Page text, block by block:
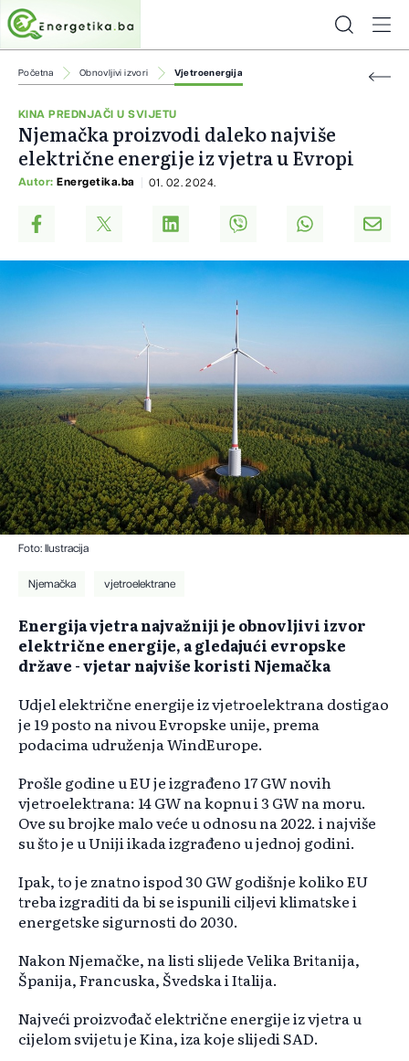
Početna Obnovljivi izvori Vjetroenergija
KINA PREDNJAČI U SVIJETU
Njemačka proizvodi daleko najviše
električne energije iz vjetra u Evropi
Autor: Energetika.ba 01. 02. 2024.
Foto: Ilustracija
Njemačka vjetroelektrane
Energija vjetra najvažniji je obnovljivi izvor
električne energije, a gledajući evropske
države - vjetar najviše koristi Njemačka
Udjel električne energije iz vjetroelektrana dostigao
je 19 posto na nivou Evropske unije, prema
podacima udruženja WindEurope.
Prošle godine u EU je izgrađeno 17 GW novih
vjetroelektrana: 14 GW na kopnu i 3 GW na moru.
Ove su brojke malo veće u odnosu na 2022. i najviše
su što je u Uniji ikada izgrađeno u jednoj godini.
Ipak, to je znatno ispod 30 GW godišnje koliko EU
treba izgraditi da bi se ispunili ciljevi klimatske i
energetske sigurnosti do 2030.
Nakon Njemačke, na listi slijede Velika Britanija,
Španija, Francuska, Švedska i Italija.
Najveći proizvođač električne energije iz vjetra u
cijelom svijetu je Kina, iza koje slijedi SAD.